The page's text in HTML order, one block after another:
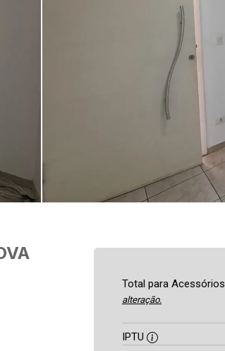
Total para Acessórios
alteração.
IPTU